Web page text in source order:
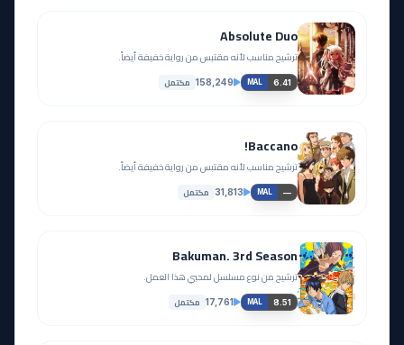
مشاهدة مشاهدة
Absolute Duo
ترشيح مناسب لأنه مقتبس من رواية خفيفة أيضاً.
MAL 6.41
158,249 مكتمل
Baccano!
ترشيح مناسب لأنه مقتبس من رواية خفيفة أيضاً.
MAL —
31,813 مكتمل
Bakuman. 3rd Season
ترشيح من نوع مسلسل لمحبي هذا العمل.
MAL 8.51
17,761 مكتمل